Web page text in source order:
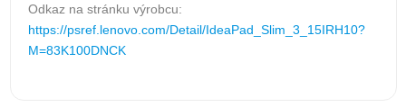
Odkaz na stránku výrobcu:
https://psref.lenovo.com/Detail/IdeaPad_Slim_3_15IRH10?
M=83K100DNCK